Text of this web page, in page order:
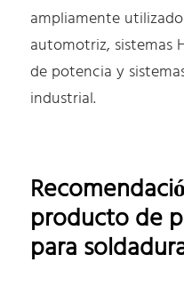
ampliamente
automotriz, sistemas
de potencia y
industrial.
producto de
para